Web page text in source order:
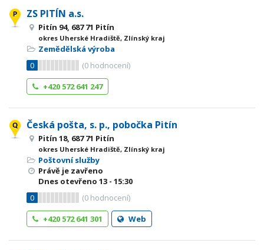
ZS PITÍN a.s.
Pitín 94, 687 71 Pitín
okres Uherské Hradiště, Zlínský kraj
Zemědělská výroba
0
(0 hodnocení)
+420 572 641 247
Česká pošta, s. p., pobočka Pitín
Pitín 18, 687 71 Pitín
okres Uherské Hradiště, Zlínský kraj
Poštovní služby
Právě je zavřeno
Dnes otevřeno 13 - 15:30
0
(0 hodnocení)
+420 572 641 301
Web